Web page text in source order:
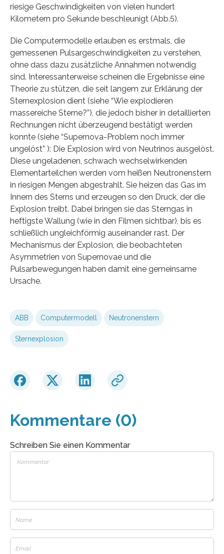
riesige Geschwindigkeiten von vielen hundert
Kilometern pro Sekunde beschleunigt (Abb.5).
Die Computermodelle erlauben es erstmals, die
gemessenen Pulsargeschwindigkeiten zu verstehen,
ohne dass dazu zusätzliche Annahmen notwendig
sind. Interessanterweise scheinen die Ergebnisse eine
Theorie zu stützen, die seit langem zur Erklärung der
Sternexplosion dient (siehe “Wie explodieren
massereiche Sterne?”), die jedoch bisher in detaillierten
Rechnungen nicht überzeugend bestätigt werden
konnte (siehe “Supernova-Problem noch immer
ungelöst” ): Die Explosion wird von Neutrinos ausgelöst.
Diese ungeladenen, schwach wechselwirkenden
Elementarteilchen werden vom heißen Neutronenstern
in riesigen Mengen abgestrahlt. Sie heizen das Gas im
Innern des Sterns und erzeugen so den Druck, der die
Explosion treibt. Dabei bringen sie das Sterngas in
heftigste Wallung (wie in den Filmen sichtbar), bis es
schließlich ungleichförmig auseinander rast. Der
Mechanismus der Explosion, die beobachteten
Asymmetrien von Supernovae und die
Pulsarbewegungen haben damit eine gemeinsame
Ursache.
ABB Computermodell Neutronenstern
Sternexplosion
Kommentare (0)
Schreiben Sie einen Kommentar